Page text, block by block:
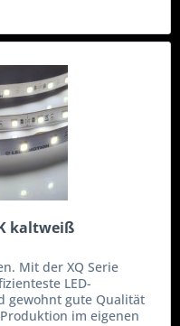
kaltweiß
Mit der XQ Serie
LED-
gewohnt gute Qualität
im eigenen